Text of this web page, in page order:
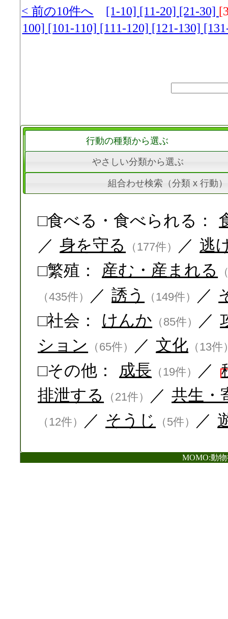
< 前の10件へ [1-10] [11-20] [21-30]
100] [101-110] [111-120] [121-130]
行動の種類から選ぶ
やさしい分類から選ぶ
組合わせ検索（分類 x 行動）
□食べる・食べられる：
／ 身を守る （177件） ／ 逃
□繁殖：
産む・産まれる
（435件）
／ 誘う （149件） ／
□社会：
けんか （85件） ／
ション
（65件） ／ 文化 （13件
□その他： 成長 （19件） ／
排泄する
（21件） ／ 共生・
（12件） ／ そうじ （5件） ／
MOMO:動